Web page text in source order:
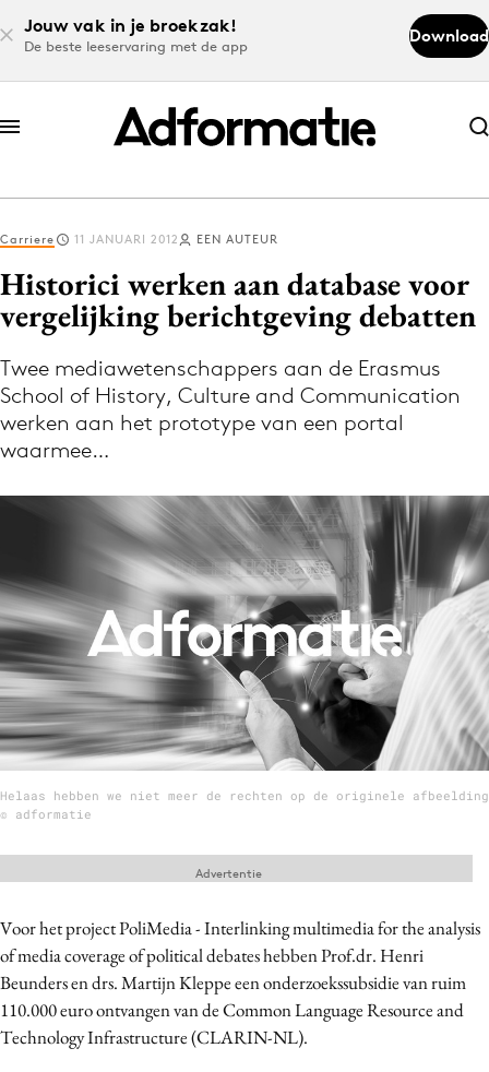
Jouw vak in je broekzak!
De beste leeservaring met de app
Download
Abonneer nu
Abonneer nu
Log in
Download de app
Volg het laatste nieuws via de Adformatie
Nieuws app
Menu
Home
9 sept: GenAI-training
12 nov: MarketingLive!
Adverteren
Events
Vacatures
Partners
Topics
Artificial Intelligence
Bureaus
Campagnes
Carriere 11 JANUARI 2012 EEN AUTEUR
Historici werken aan database voor
vergelijking berichtgeving debatten
Twee mediawetenschappers aan de Erasmus
School of History, Culture and Communication
werken aan het prototype van een portal
waarmee…
Helaas hebben we niet meer de rechten op de originele afbeelding
© adformatie
Voor het project PoliMedia - Interlinking multimedia for the analysis
of media coverage of political debates hebben Prof.dr. Henri
Beunders en drs. Martijn Kleppe een onderzoekssubsidie van ruim
110.000 euro ontvangen van de Common Language Resource and
Technology Infrastructure (CLARIN-NL).
Advertentie